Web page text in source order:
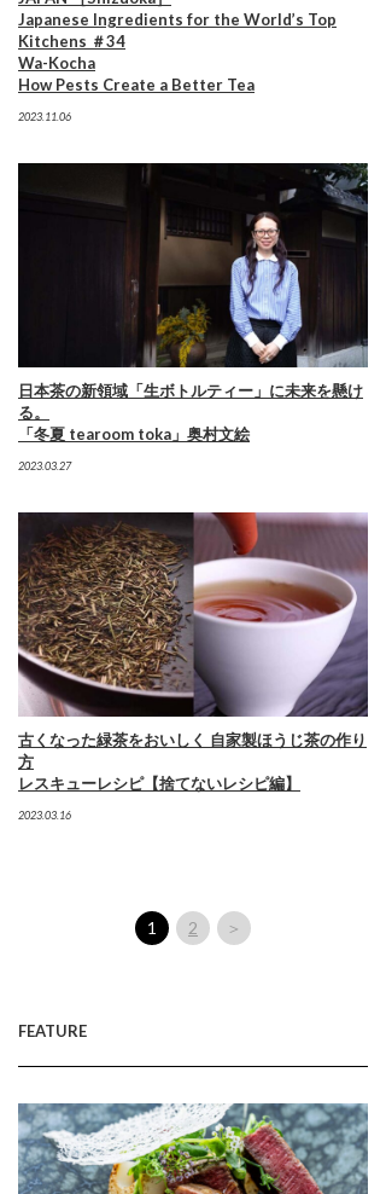
Japanese Ingredients for the World’s Top
Kitchens ＃34
Wa-Kocha
How Pests Create a Better Tea
2023.11.06
日本茶の新領域「生ボトルティー」に未来を懸け
る。
「冬夏 tearoom toka」奥村文絵
2023.03.27
古くなった緑茶をおいしく 自家製ほうじ茶の作り
方
レスキューレシピ【捨てないレシピ編】
2023.03.16
1 2 ＞
FEATURE